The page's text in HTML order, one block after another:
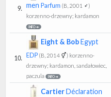
9. men Parfum (B, 2001 ♂)
korzenno-drzewny; kardamon
INFO ➔
10.
Eight & BobEgypt
EDP (B, 2014 ⚥) korzenno-
drzewny; kardamon, sandałowiec,
paczula
INFO ➔
CartierDéclaration